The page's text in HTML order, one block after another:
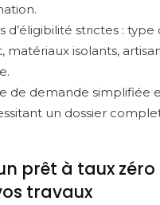
d’éligibilité strictes : type
matériaux isolants,
de demande simplifiée
un dossier
prêt à taux
travaux